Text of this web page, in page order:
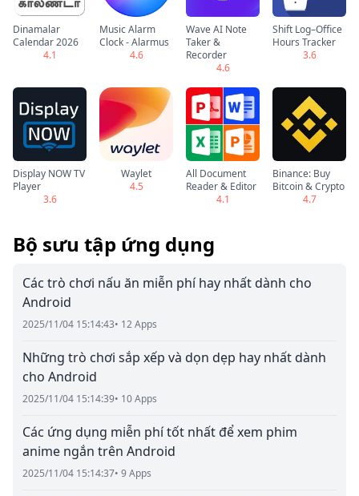
Dinamalar
Calendar 2026
4.1
Music Alarm
Clock - Alarmus
4.6
Wave AI Note
Taker &
Recorder
4.6
Shift Log–Office
Hours Tracker
3.6
Display NOW TV
Player
3.6
Waylet
4.5
All Document
Reader & Editor
4.1
Binance: Buy
Bitcoin & Crypto
4.7
Bộ sưu tập ứng dụng
Các trò chơi nấu ăn miễn phí hay nhất dành cho
Android
2025/11/04 15:14:43• 12 Apps
Những trò chơi sắp xếp và dọn dẹp hay nhất dành
cho Android
2025/11/04 15:14:39• 10 Apps
Các ứng dụng miễn phí tốt nhất để xem phim
anime ngắn trên Android
2025/11/04 15:14:37• 9 Apps